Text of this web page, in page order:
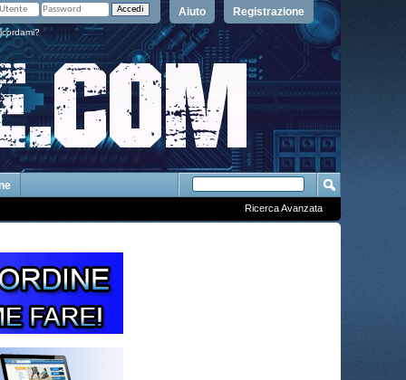
Registrazione
Aiuto
Ricerca Avanzata